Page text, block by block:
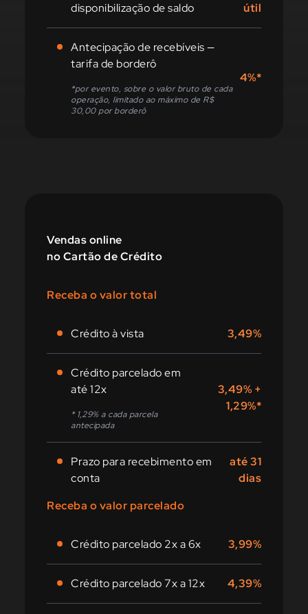
disponibilização de saldo
útil
Antecipação de recebíveis —
tarifa de borderô
*por evento, sobre o valor bruto de cada
operação, limitado ao máximo de R$
30,00 por borderô
4%*
Vendas online
no Cartão de Crédito
Receba o valor total
Crédito à vista 3,49%
Crédito parcelado em
até 12x
* 1,29% a cada parcela
antecipada
3,49% +
1,29%*
Prazo para recebimento em
conta
até 31
dias
Receba o valor parcelado
Crédito parcelado 2x a 6x 3,99%
Crédito parcelado 7x a 12x 4,39%